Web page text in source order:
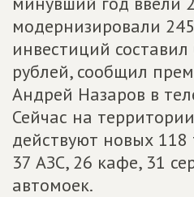
модернизировали
инвестиций
рублей, сообщил
Андрей Назаров в
Сейчас на
действуют новых 118
37 АЗС, 26 кафе, 31
автомоек.